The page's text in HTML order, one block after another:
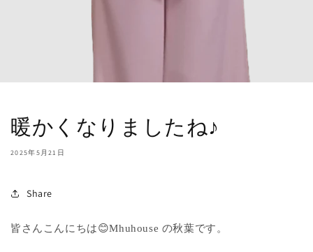
暖かくなりましたね♪
2025年5月21日
Share
皆さんこんにちは😊Mhuhouse の秋葉です。